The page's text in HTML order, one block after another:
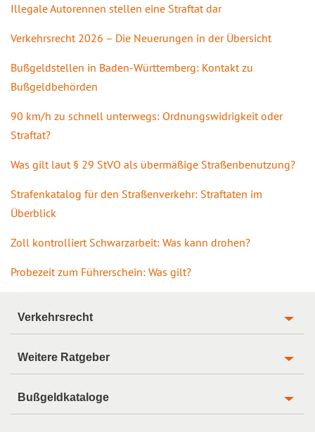
Illegale Autorennen stellen eine Straftat dar
Verkehrsrecht 2026 – Die Neuerungen in der Übersicht
Bußgeldstellen in Baden-Württemberg: Kontakt zu
Bußgeldbehörden
90 km/h zu schnell unterwegs: Ordnungswidrigkeit oder
Straftat?
Was gilt laut § 29 StVO als übermäßige Straßenbenutzung?
Strafenkatalog für den Straßenverkehr: Straftaten im
Überblick
Zoll kontrolliert Schwarzarbeit: Was kann drohen?
Probezeit zum Führerschein: Was gilt?
Verkehrsrecht
Weitere Ratgeber
Bußgeldkataloge